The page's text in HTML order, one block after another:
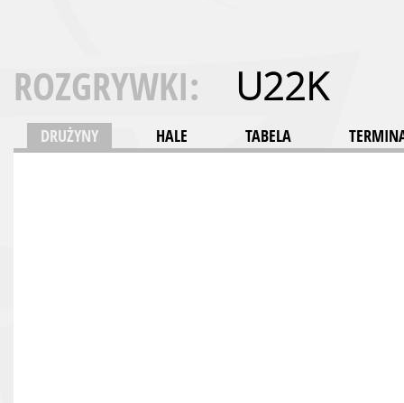
ROZGRYWKI: U22K
DRUŻYNY HALE TABELA